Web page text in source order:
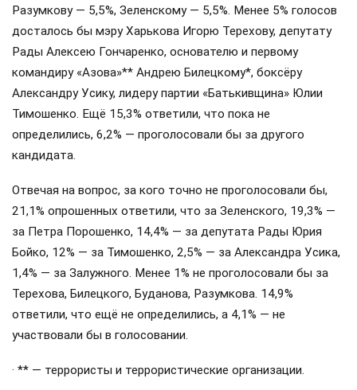
Разумкову — 5,5%, Зеленскому — 5,5%. Менее 5% голосов
досталось бы мэру Харькова Игорю Терехову, депутату
Рады Алексею Гончаренко, основателю и первому
командиру «Азова»** Андрею Билецкому*, боксёру
Александру Усику, лидеру партии «Батькивщина» Юлии
Тимошенко. Ещё 15,3% ответили, что пока не
определились, 6,2% — проголосовали бы за другого
кандидата.
Отвечая на вопрос, за кого точно не проголосовали бы,
21,1% опрошенных ответили, что за Зеленского, 19,3% —
за Петра Порошенко, 14,4% — за депутата Рады Юрия
Бойко, 12% — за Тимошенко, 2,5% — за Александра Усика,
1,4% — за Залужного. Менее 1% не проголосовали бы за
Терехова, Билецкого, Буданова, Разумкова. 14,9%
ответили, что ещё не определились, а 4,1% — не
участвовали бы в голосовании.
· ** — террористы и террористические организации.